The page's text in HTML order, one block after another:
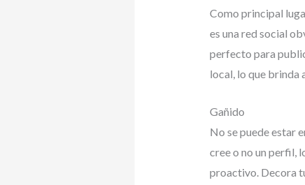
Como principal
es una red social
perfecto para
local, lo que brinda
Gañido
No se puede estar
cree o no un perfil,
proactivo. Decora